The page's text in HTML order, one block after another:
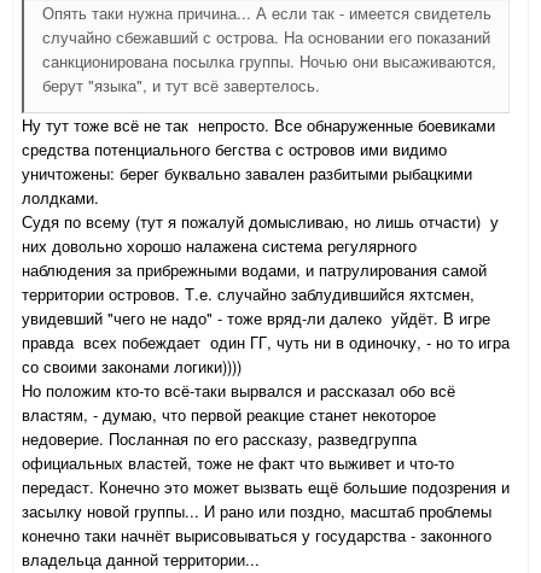
Опять таки нужна причина... А если так - имеется свидетель
случайно сбежавший с острова. На основании его показаний
санкционирована посылка группы. Ночью они высаживаются,
берут "языка", и тут всё завертелось.
Ну тут тоже всё не так непросто. Все обнаруженные боевиками
средства потенциального бегства с островов ими видимо
уничтожены: берег буквально завален разбитыми рыбацкими
лолдками.
Судя по всему (тут я пожалуй домысливаю, но лишь отчасти) у
них довольно хорошо налажена система регулярного
наблюдения за прибрежными водами, и патрулирования самой
территории островов. Т.е. случайно заблудившийся яхтсмен,
увидевший "чего не надо" - тоже вряд-ли далеко уйдёт. В игре
правда всех побеждает один ГГ, чуть ни в одиночку, - но то игра
со своими законами логики))))
Но положим кто-то всё-таки вырвался и рассказал обо всё
властям, - думаю, что первой реакцие станет некоторое
недоверие. Посланная по его рассказу, разведгруппа
официальных властей, тоже не факт что выживет и что-то
передаст. Конечно это может вызвать ещё большие подозрения и
засылку новой группы... И рано или поздно, масштаб проблемы
конечно таки начнёт вырисовываться у государства - законного
владельца данной территории...